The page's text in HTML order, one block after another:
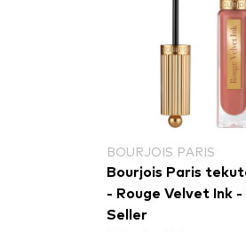
BOURJOIS PARIS
Bourjois Paris
- Rouge Velvet Ink -
Seller